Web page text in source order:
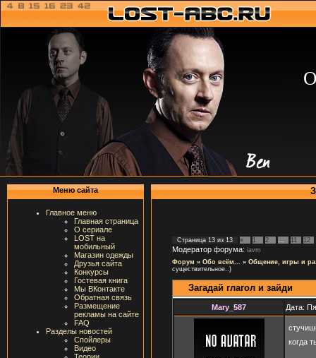
Меню сайта
Главное меню
Главная страница
О сериале
LOST на
мобильный
Магазин одежды
Друзья сайта
Конкурсы
Гостевая книга
Мы ВКонтакте
Обратная связь
Размещение
рекламы на сайте
FAQ
Разделы новостей
Спойлеры
Видео
Страница 13 из 13 « 1 2 11 12
Модератор форума: iavm
Форум » Обо всём... » Общение, игры и
существительное..)
Загадай глагол и зайди
Mary_587 Дата:
когда